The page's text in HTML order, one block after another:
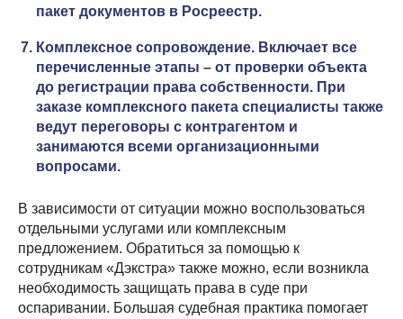
пакет документов в Росреестр.
Комплексное сопровождение. Включает все
перечисленные этапы – от проверки объекта
до регистрации права собственности. При
заказе комплексного пакета специалисты также
ведут переговоры с контрагентом и
занимаются всеми организационными
вопросами.
В зависимости от ситуации можно воспользоваться
отдельными услугами или комплексным
предложением. Обратиться за помощью к
сотрудникам «Дэкстра» также можно, если возникла
необходимость защищать права в суде при
оспаривании. Большая судебная практика помогает